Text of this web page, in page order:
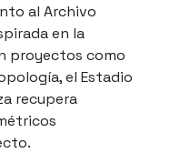
al Archivo
en la
proyectos como
el Estadio
recupera